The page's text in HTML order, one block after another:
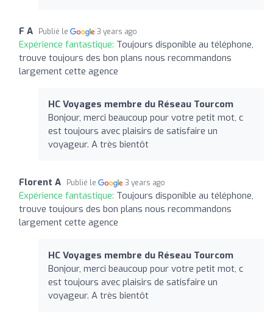
F A Publié le 3 years ago
Expérience fantastique: Toujours disponible au téléphone,
trouve toujours des bon plans nous recommandons
largement cette agence
HC Voyages membre du Réseau Tourcom
Bonjour, merci beaucoup pour votre petit mot, c
est toujours avec plaisirs de satisfaire un
voyageur. A très bientôt
Florent A Publié le 3 years ago
Expérience fantastique: Toujours disponible au téléphone,
trouve toujours des bon plans nous recommandons
largement cette agence
HC Voyages membre du Réseau Tourcom
Bonjour, merci beaucoup pour votre petit mot, c
est toujours avec plaisirs de satisfaire un
voyageur. A très bientôt